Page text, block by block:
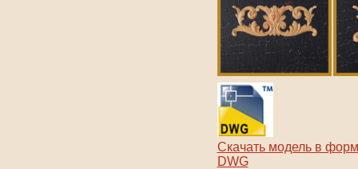
Скачать модель в
DWG